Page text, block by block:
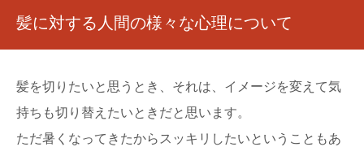
髪に対する人間の様々な心理について
髪を切りたいと思うとき、それは、イメージを変えて気
持ちも切り替えたいときだと思います。
ただ暑くなってきたからスッキリしたいということもあ